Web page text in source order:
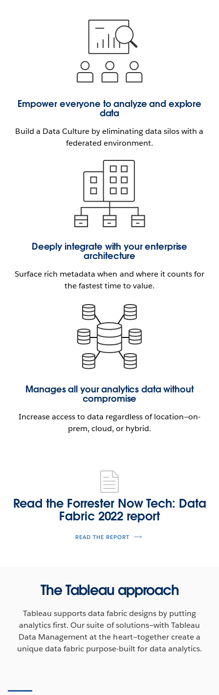
Empower everyone to analyze and explore
data
Build a Data Culture by eliminating data silos with a
federated environment.
Deeply integrate with your enterprise
architecture
Surface rich metadata when and where it counts for
the fastest time to value.
Manages all your analytics data without
compromise
Increase access to data regardless of location—on-
prem, cloud, or hybrid.
Now
Tech:
Fabric
Read the Forrester Now Tech: Data
Fabric 2022 report
READ THE REPORT
The Tableau approach
Tableau supports data fabric designs by putting
analytics first. Our suite of solutions—with Tableau
Data Management at the heart—together create a
unique data fabric purpose-built for data analytics.